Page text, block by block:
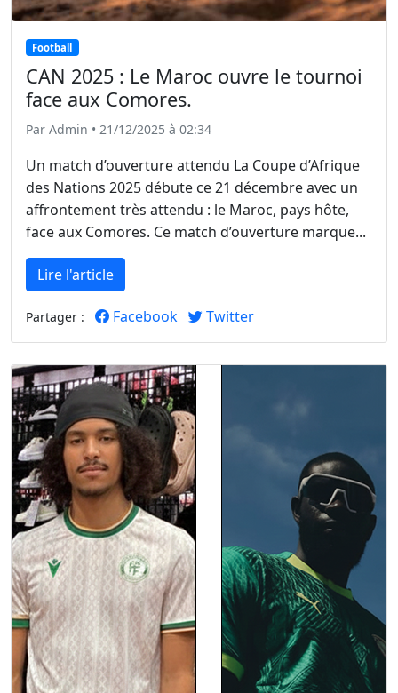
Football
CAN 2025 : Le Maroc ouvre le tournoi
face aux Comores.
Par Admin • 21/12/2025 à 02:34
Un match d’ouverture attendu La Coupe d’Afrique
des Nations 2025 débute ce 21 décembre avec un
affrontement très attendu : le Maroc, pays hôte,
face aux Comores. Ce match d’ouverture marque...
Lire l'article
Partager : Facebook Twitter